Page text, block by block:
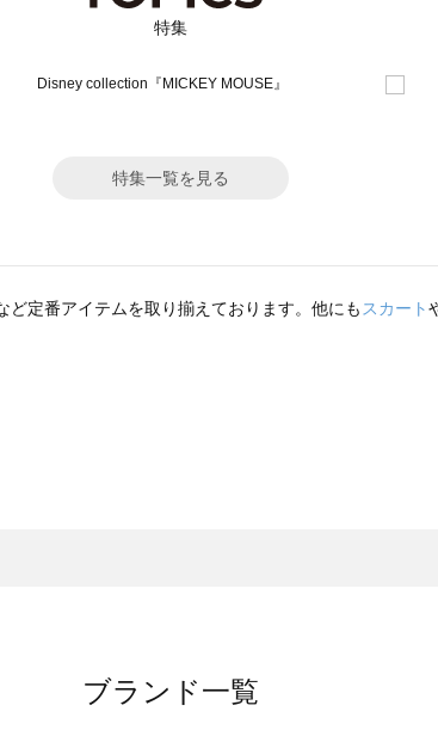
特集
特集一覧を見る
ど定番アイテムを取り揃えております。他にもスカート
覧
ブランド一覧